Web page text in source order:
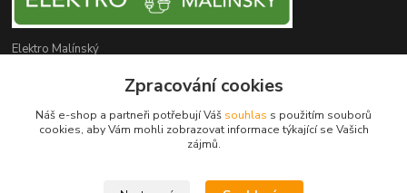
Elektro Malínský
+420 608 255 160
(Po-Čt - 8:30-16:00, Pá - 8:30-14:00)
Zpracování cookies
Náš e-shop a partneři potřebují Váš souhlas s použitím souborů
cookies, aby Vám mohli zobrazovat informace týkající se Vašich
zájmů.